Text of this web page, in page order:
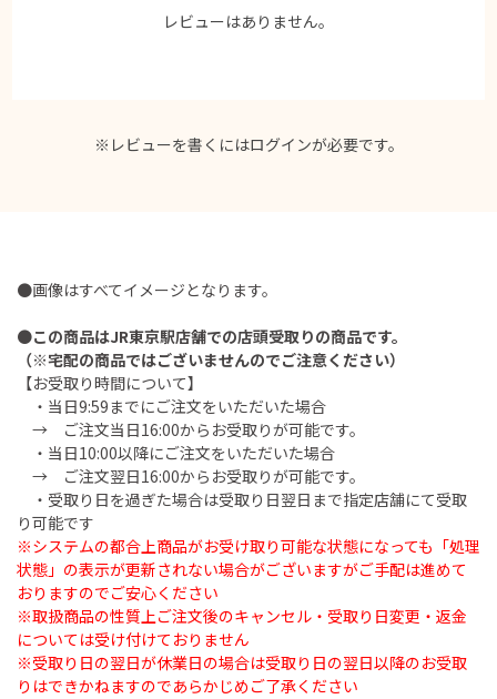
レビューはありません。
※レビューを書くにはログインが必要です。
●画像はすべてイメージとなります。
●この商品はJR東京駅店舗での店頭受取りの商品です。
（※宅配の商品ではございませんのでご注意ください）
【お受取り時間について】
・当日9:59までにご注文をいただいた場合
→ ご注文当日16:00からお受取りが可能です。
・当日10:00以降にご注文をいただいた場合
→ ご注文翌日16:00からお受取りが可能です。
・受取り日を過ぎた場合は受取り日翌日まで指定店舗にて受取
り可能です
※システムの都合上商品がお受け取り可能な状態になっても「処理
状態」の表示が更新されない場合がございますがご手配は進めて
おりますのでご安心ください
※取扱商品の性質上ご注文後のキャンセル・受取り日変更・返金
については受け付けておりません
※受取り日の翌日が休業日の場合は受取り日の翌日以降のお受取
りはできかねますのであらかじめご了承ください